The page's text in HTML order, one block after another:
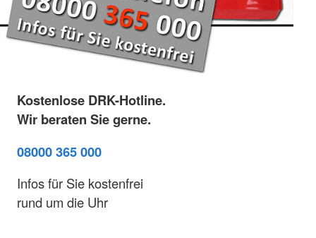
Kostenlose DRK-Hotline.
Wir beraten Sie gerne.
08000 365 000
Infos für Sie kostenfrei
rund um die Uhr